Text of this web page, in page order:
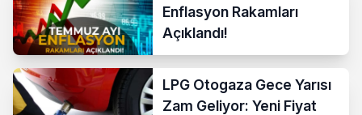
Enflasyon Rakamları
Açıklandı!
LPG Otogaza Gece Yarısı
Zam Geliyor: Yeni Fiyat